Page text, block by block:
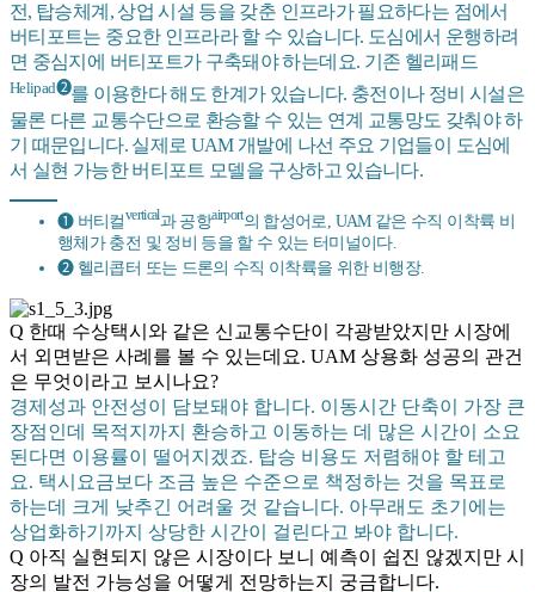
전, 탑승체계, 상업 시설 등을 갖춘 인프라가 필요하다는 점에서
버티포트는 중요한 인프라라 할 수 있습니다. 도심에서 운행하려
면 중심지에 버티포트가 구축돼야 하는데요. 기존 헬리패드
Helipad❷를 이용한다 해도 한계가 있습니다. 충전이나 정비 시설은
물론 다른 교통수단으로 환승할 수 있는 연계 교통망도 갖춰야 하
기 때문입니다. 실제로 UAM 개발에 나선 주요 기업들이 도심에
서 실현 가능한 버티포트 모델을 구상하고 있습니다.
❶ 버티컬vertical과 공항airport의 합성어로, UAM 같은 수직 이착륙 비
행체가 충전 및 정비 등을 할 수 있는 터미널이다.
❷ 헬리콥터 또는 드론의 수직 이착륙을 위한 비행장.
Q 한때 수상택시와 같은 신교통수단이 각광받았지만 시장에
서 외면받은 사례를 볼 수 있는데요. UAM 상용화 성공의 관건
은 무엇이라고 보시나요?
경제성과 안전성이 담보돼야 합니다. 이동시간 단축이 가장 큰
장점인데 목적지까지 환승하고 이동하는 데 많은 시간이 소요
된다면 이용률이 떨어지겠죠. 탑승 비용도 저렴해야 할 테고
요. 택시요금보다 조금 높은 수준으로 책정하는 것을 목표로
하는데 크게 낮추긴 어려울 것 같습니다. 아무래도 초기에는
상업화하기까지 상당한 시간이 걸린다고 봐야 합니다.
Q 아직 실현되지 않은 시장이다 보니 예측이 쉽진 않겠지만 시
장의 발전 가능성을 어떻게 전망하는지 궁금합니다.